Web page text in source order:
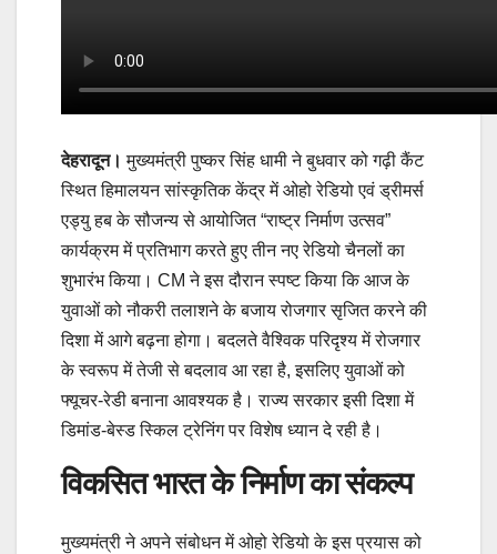
देहरादून।मुख्यमंत्री पुष्कर सिंह धामी ने बुधवार को गढ़ी कैंट
स्थित हिमालयन सांस्कृतिक केंद्र में ओहो रेडियो एवं ड्रीमर्स
एड्यु हब के सौजन्य से आयोजित “राष्ट्र निर्माण उत्सव”
कार्यक्रम में प्रतिभाग करते हुए तीन नए रेडियो चैनलों का
शुभारंभ किया। CM ने इस दौरान स्पष्ट किया कि आज के
युवाओं को नौकरी तलाशने के बजाय रोजगार सृजित करने की
दिशा में आगे बढ़ना होगा। बदलते वैश्विक परिदृश्य में रोजगार
के स्वरूप में तेजी से बदलाव आ रहा है, इसलिए युवाओं को
फ्यूचर-रेडी बनाना आवश्यक है। राज्य सरकार इसी दिशा में
डिमांड-बेस्ड स्किल ट्रेनिंग पर विशेष ध्यान दे रही है।
विकसित भारत के निर्माण का संकल्प
मुख्यमंत्री ने अपने संबोधन में ओहो रेडियो के इस प्रयास को